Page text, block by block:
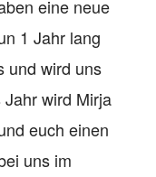
eine neue
1 Jahr lang
und wird uns
wird Mirja
euch einen
uns im